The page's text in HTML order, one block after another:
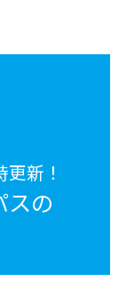
新！
スの